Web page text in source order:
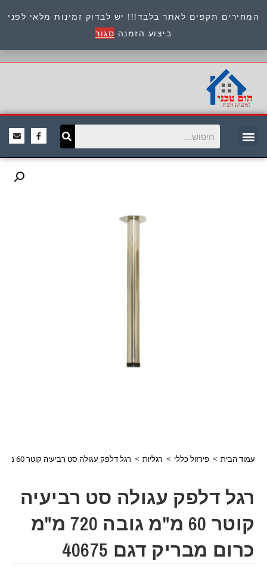
המחירים תקפים לאתר בלבד!!! יש לבדוק זמינות מלאי לפני
ביצוע הזמנה סגור
כתובת : היוזמים 9 אור יהודה שירות לקוחות 054-
8945722
עמוד הבית > פירזול כללי > רגליות > רגל דלפק עגולה סט רביעיה קוטר 60 מ"מ גובה 720 מ"מ כרום מבריק דגם 40675
רגל דלפק עגולה סט רביעיה
קוטר 60 מ"מ גובה 720 מ"מ
כרום מבריק דגם 40675